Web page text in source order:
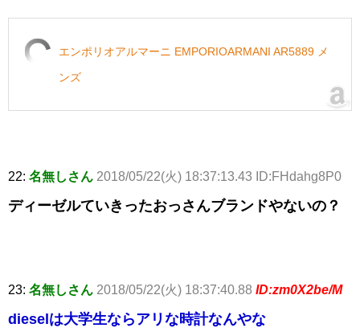
エンポリオアルマーニ EMPORIOARMANI AR5889 メ
ンズ
22: 名無しさん 2018/05/22(火) 18:37:13.43 ID:FHdahg8P0
ディーゼルていきったおっさんブランドやないの？
23: 名無しさん 2018/05/22(火) 18:37:40.88 ID:zm0X2be/M
dieselは大学生ならアリな時計なんやな